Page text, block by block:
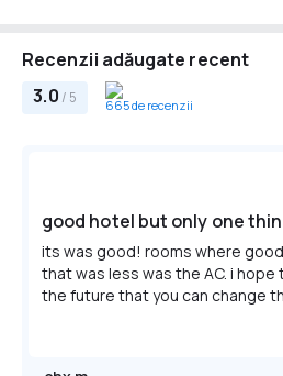
bucătărie comună
Divertisment și servicii
Servicii business
săli de conferinţă şi petreceri
Internet
WiFi este disponibil în toate
Recenzii adăugate recent
3.0 / 5 665 de recenzii
good hotel but only one
its was good! rooms where
that was less was the AC. i
the future that you can change